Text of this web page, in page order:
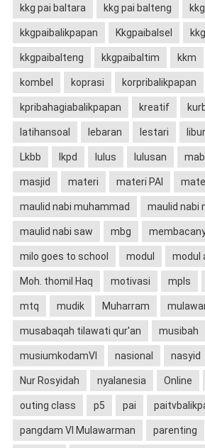
kkg pai baltara kkg pai balteng
kkgpaibalikpapan Kkgpaibalsel
kkgpaibalteng kkgpaibaltim kkm
kombel koprasi korpribalikpapan
kpribahagiabalikpapan kreatif
latihansoal lebaran lestari
Lkbb lkpd lulus lulusan
masjid materi materi PAI
maulid nabi muhammad maulid nabi
maulid nabi saw mbg
milo goes to school modul modul
Moh. thomil Haq motivasi mpls
mtq mudik Muharram
musabaqah tilawati qur'an musibah
musiumkodamVI nasional nasyid
Nur Rosyidah nyalanesia Online
outing class p5 pai
pangdam VI Mulawarman parenting